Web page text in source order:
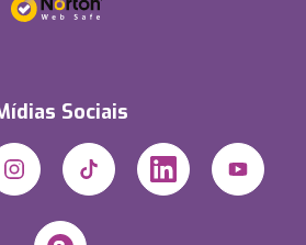
Sociais